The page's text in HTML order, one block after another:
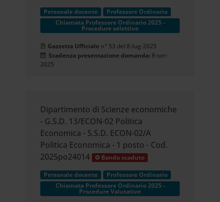
Personale docente
Professore Ordinario
Chiamata Professore Ordinario 2025 -
Procedure selettive
Gazzetta Ufficiale n° 53 del 8-lug-2025
Scadenza presentazione domanda: 8-set-
2025
Dipartimento di Scienze economiche
- G.S.D. 13/ECON-02 Politica
Economica - S.S.D. ECON-02/A
Politica Economica - 1 posto - Cod.
2025po24014
Bando scaduto
Personale docente
Professore Ordinario
Chiamata Professore Ordinario 2025 -
Procedure Valutative